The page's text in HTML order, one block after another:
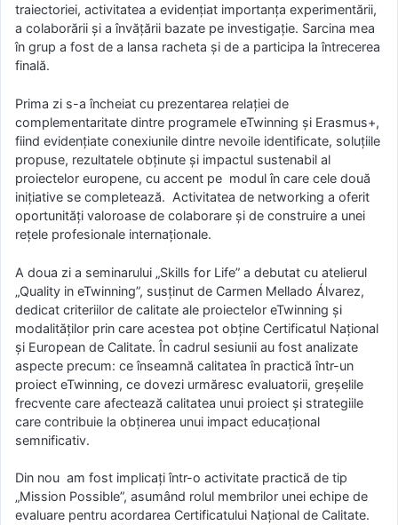
traiectoriei, activitatea a evidențiat importanța experimentării,
a colaborării și a învățării bazate pe investigație. Sarcina mea
în grup a fost de a lansa racheta și de a participa la întrecerea
finală.
Prima zi s-a încheiat cu prezentarea relației de
complementaritate dintre programele eTwinning și Erasmus+,
fiind evidențiate conexiunile dintre nevoile identificate, soluțiile
propuse, rezultatele obținute și impactul sustenabil al
proiectelor europene, cu accent pe modul în care cele două
inițiative se completează. Activitatea de networking a oferit
oportunități valoroase de colaborare și de construire a unei
rețele profesionale internaționale.
A doua zi a seminarului „Skills for Life” a debutat cu atelierul
„Quality in eTwinning”, susținut de Carmen Mellado Álvarez,
dedicat criteriilor de calitate ale proiectelor eTwinning și
modalităților prin care acestea pot obține Certificatul Național
și European de Calitate. În cadrul sesiunii au fost analizate
aspecte precum: ce înseamnă calitatea în practică într-un
proiect eTwinning, ce dovezi urmăresc evaluatorii, greșelile
frecvente care afectează calitatea unui proiect și strategiile
care contribuie la obținerea unui impact educațional
semnificativ.
Din nou am fost implicați într-o activitate practică de tip
„Mission Possible”, asumând rolul membrilor unei echipe de
evaluare pentru acordarea Certificatului Național de Calitate.